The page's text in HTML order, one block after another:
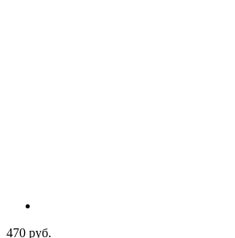
470 руб.